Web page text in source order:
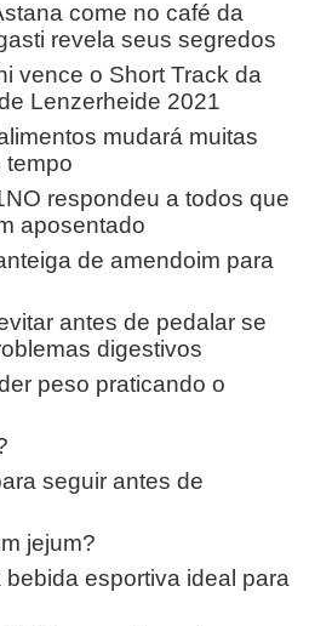
come no café da
revela seus segredos
vence o Short Track da
Lenzerheide 2021
mudará muitas
tempo
respondeu a todos que
aposentado
de amendoim para
antes de pedalar se
digestivos
peso praticando o
seguir antes de
jejum?
esportiva ideal para